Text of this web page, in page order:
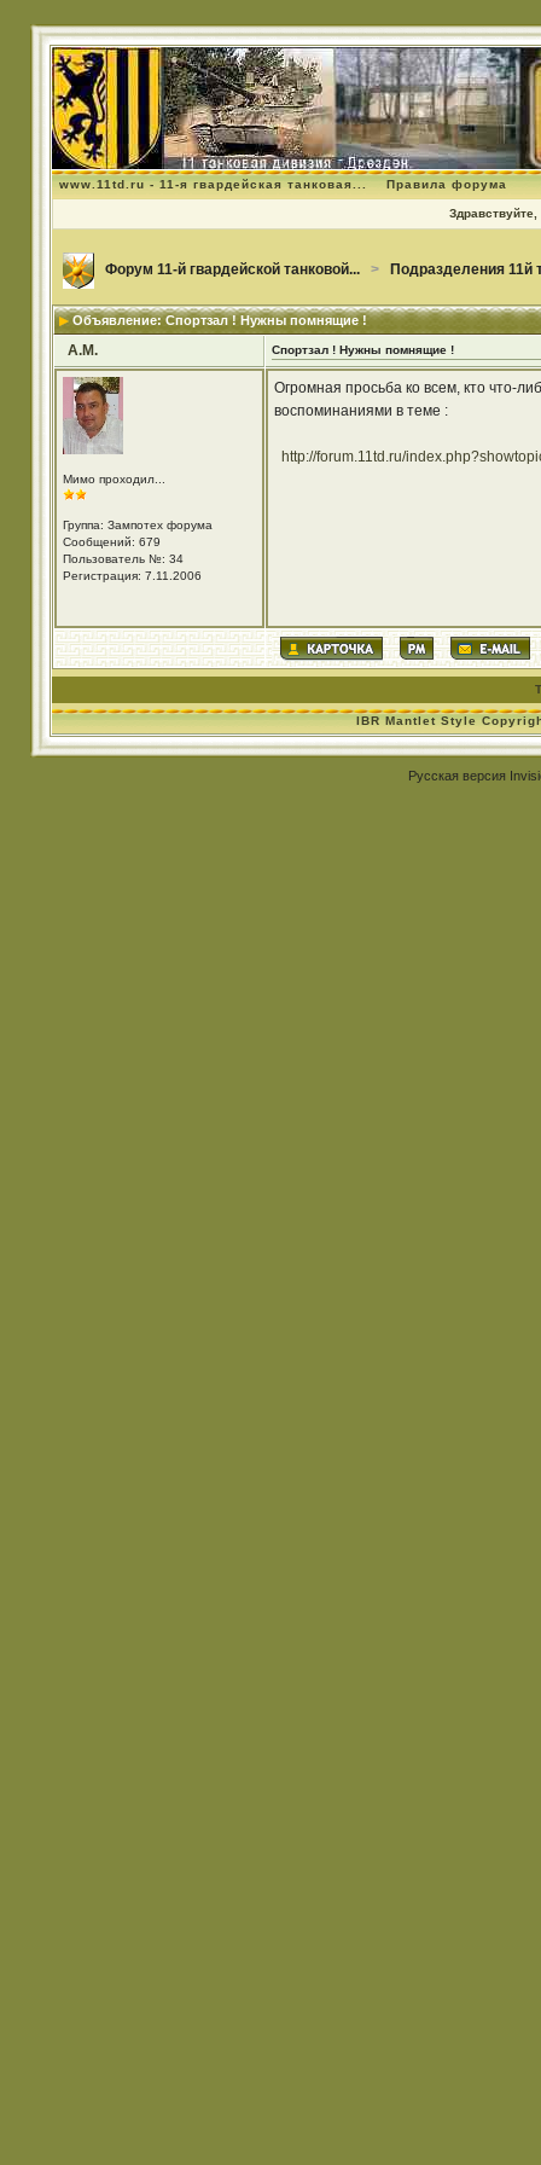
www.11td.ru - 11-я гвардейская танковая... Правила форума
Здравствуйте,
Форум 11-й гвардейской танковой... > Подразделения 11й
Объявление: Спортзал ! Нужны помнящие !
А.М. Спортзал ! Нужны помнящие !
Мимо проходил...
Группа: Зампотех форума
Сообщений: 679
Пользователь №: 34
Регистрация: 7.11.2006
Огромная просьба ко всем, кто что-
воспоминаниями в теме :
http://forum.11td.ru/
IBR Mantlet Style
Русская версия